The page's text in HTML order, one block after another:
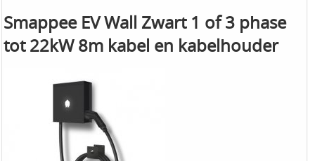
Smappee EV Wall Zwart 1 of 3 phase
tot 22kW 8m kabel en kabelhouder